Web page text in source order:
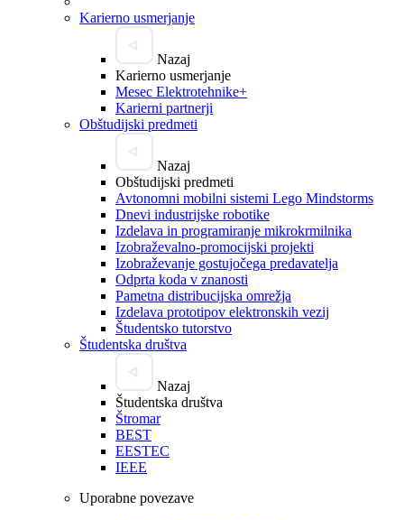
Karierno usmerjanje
Nazaj
Karierno usmerjanje
Mesec Elektrotehnike+
Karierni partnerji
Obštudijski predmeti
Nazaj
Obštudijski predmeti
Avtonomni mobilni sistemi Lego Mindstorms
Dnevi industrijske robotike
Izdelava in programiranje mikrokrmilnika
Izobraževalno-promocijski projekti
Izobraževanje gostujočega predavatelja
Odprta koda v znanosti
Pametna distribucijska omrežja
Izdelava prototipov elektronskih vezij
Študentsko tutorstvo
Študentska društva
Nazaj
Študentska društva
Štromar
BEST
EESTEC
IEEE
Uporabne povezave